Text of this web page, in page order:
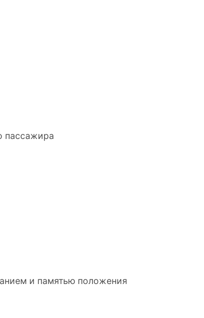
пассажира
и памятью положения